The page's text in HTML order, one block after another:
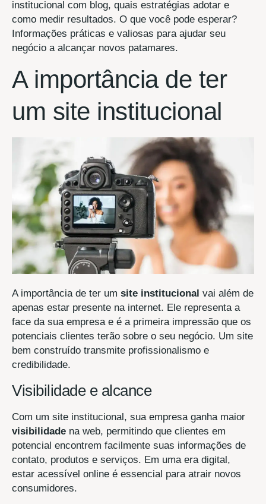
institucional com blog, quais estratégias adotar e
como medir resultados. O que você pode esperar?
Informações práticas e valiosas para ajudar seu
negócio a alcançar novos patamares.
A importância de ter
um site institucional
A importância de ter um site institucional vai além de
apenas estar presente na internet. Ele representa a
face da sua empresa e é a primeira impressão que os
potenciais clientes terão sobre o seu negócio. Um site
bem construído transmite profissionalismo e
credibilidade.
Visibilidade e alcance
Com um site institucional, sua empresa ganha maior
visibilidade na web, permitindo que clientes em
potencial encontrem facilmente suas informações de
contato, produtos e serviços. Em uma era digital,
estar acessível online é essencial para atrair novos
consumidores.